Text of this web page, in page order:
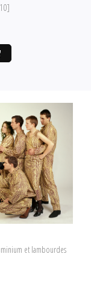
et lambourdes